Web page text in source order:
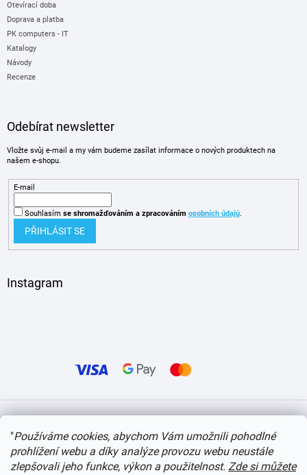
"Používáme cookies, abychom Vám umožnili pohodlné
prohlížení webu a díky analýze provozu webu neustále
zlepšovali jeho funkce, výkon a použitelnost. Zde si můžete
Otevírací doba
Doprava a platba
PK computers - IT
Katalogy
Návody
Recenze
Odebírat newsletter
Vložte svůj e-mail a my vám budeme zasílat informace o nových produktech na
našem e-shopu.
E-mail
Souhlasím se shromažďováním a zpracováním osobních údajů.
PŘIHLÁSIT SE
Instagram
Copyright 2026 itvlaky.cz . Všechna práva vyhrazena. Upravit nastavení cookies